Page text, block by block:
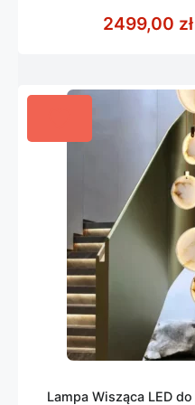
5
2499,00 zł
Lampa Wisząca LED